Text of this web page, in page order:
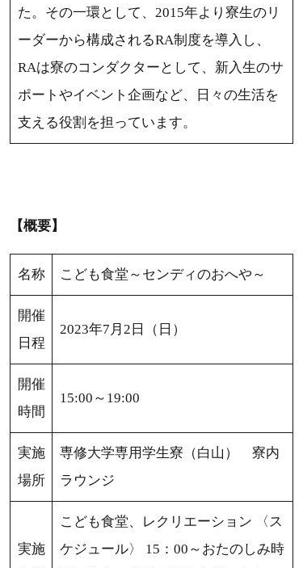
た。その一環として、2015年より寮生のリ
ーダーから構成されるRA制度を導入し、
RAは寮のコンダクターとして、新入生のサ
ポートやイベント企画など、日々の生活を
支える役割を担っています。
【概要】
名称 こども食堂～センディのおへや～
開催
日程
2023年7月2日（日）
開催
時間
15:00～19:00
実施
場所
専修大学専用学生寮（白山） 寮内
ラウンジ
実施
こども食堂、レクリエーション 〈ス
ケジュール〉 15：00～おたのしみ時